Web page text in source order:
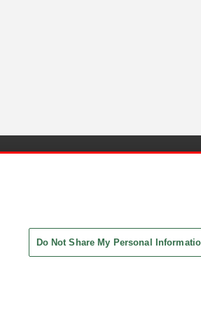
Do Not Share My Personal